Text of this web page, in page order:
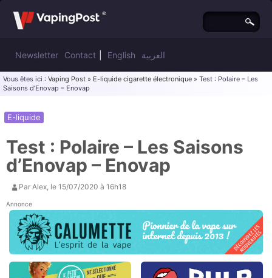
Newsletter Contact English العربية
Vous êtes ici : Vaping Post » E-liquide cigarette électronique » Test : Polaire – Les
Saisons d’Enovap – Enovap
Test : Polaire – Les Saisons
d’Enovap – Enovap
E-liquide
Par Alex, le 15/07/2020 à 16h18
Annonce